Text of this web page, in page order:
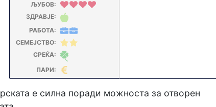
ЉУБОВ:
ЗДРАВЈЕ:
РАБОТА:
СЕМЕЈСТВО:
СРЕЌА:
ПАРИ:
е силна поради можноста за отворен